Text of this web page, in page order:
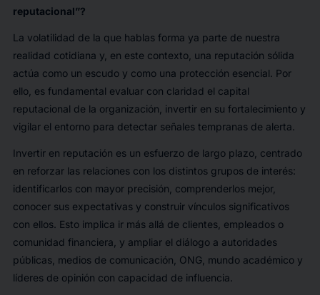
reputacional”?
La volatilidad de la que hablas forma ya parte de nuestra
realidad cotidiana y, en este contexto, una reputación sólida
actúa como un escudo y como una protección esencial. Por
ello, es fundamental evaluar con claridad el capital
reputacional de la organización, invertir en su fortalecimiento y
vigilar el entorno para detectar señales tempranas de alerta.
Invertir en reputación es un esfuerzo de largo plazo, centrado
en reforzar las relaciones con los distintos grupos de interés:
identificarlos con mayor precisión, comprenderlos mejor,
conocer sus expectativas y construir vínculos significativos
con ellos. Esto implica ir más allá de clientes, empleados o
comunidad financiera, y ampliar el diálogo a autoridades
públicas, medios de comunicación, ONG, mundo académico y
líderes de opinión con capacidad de influencia.